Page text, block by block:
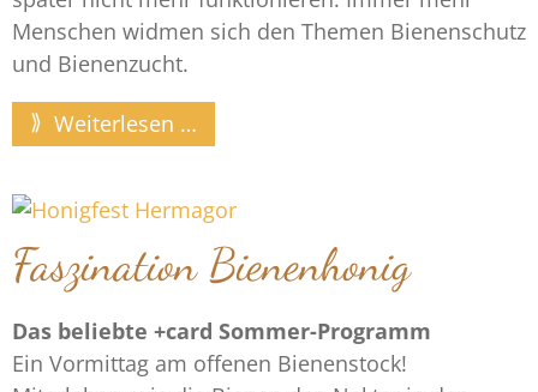
Menschen widmen sich den Themen Bienenschutz
und Bienenzucht.
Weiterlesen …
Faszination Bienenhonig
Das beliebte +card Sommer-Programm
Ein Vormittag am offenen Bienenstock!